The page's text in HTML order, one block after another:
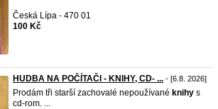
Česká Lípa - 470 01
100 Kč
HUDBA NA POČÍTAČI - KNIHY, CD- ... - [6.8. 2026]
Prodám tři starší zachovalé nepoužívané knihy s
cd-rom. ...